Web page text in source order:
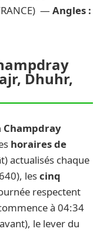
— Angles :
Dhuhr,
Champdray
horaires de
actualisés chaque
lescinq
respectent
à 04:34
le lever du